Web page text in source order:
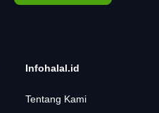
Infohalal.id
Tentang Kami